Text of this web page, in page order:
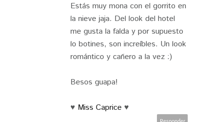
Estás muy mona con el gorrito en
la nieve jaja. Del look del hotel
me gusta la falda y por supuesto
lo botines, son increíbles. Un look
romántico y cañero a la vez :)
Besos guapa!
♥ Miss Caprice ♥